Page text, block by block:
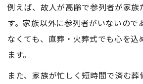
例えば、故人が高齢で参列者が家族
す。家族以外に参列者がいないので
なくても、直葬・火葬式でも心を込
ます。
また、家族が忙しく短時間で済む